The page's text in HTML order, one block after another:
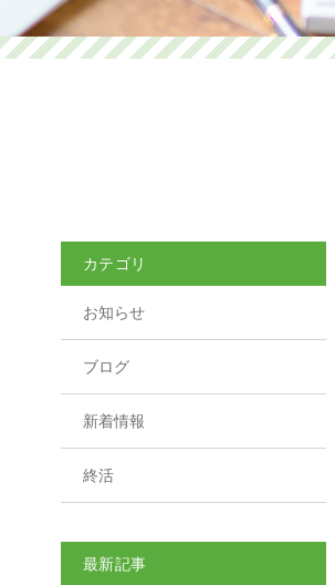
カテゴリ
お知らせ
ブログ
新着情報
終活
最新記事